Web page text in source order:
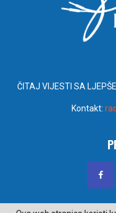
ČITAJ VIJESTI SA
Kontakt: